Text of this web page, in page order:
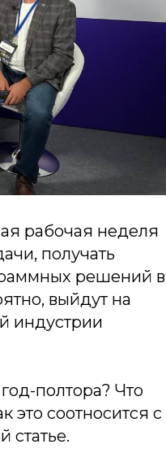
рабочая неделя
получать
решений в
выйдут на
индустрии
полтора? Что
это соотносится с
статье.